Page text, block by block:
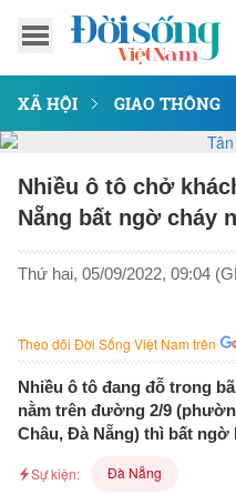
XÃ HỘI GIAO THÔNG
Nhiều ô tô chở
Nẵng bất ngờ cháy
Thứ hai, 05/09/2022, 09:04
Theo dõi Đời Sống Việt Nam trên
Nhiều ô tô đang đỗ trong
nằm trên đường 2/9
Châu, Đà Nẵng) thì bất ngờ
Sự kiện: Đà Nẵng